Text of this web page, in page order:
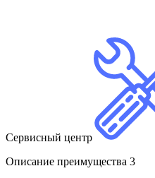
Сервисный центр
Описание преимущества 3